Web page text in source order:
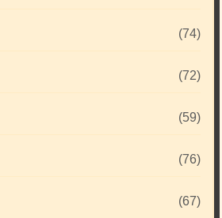
(74)
(72)
(59)
(76)
(67)